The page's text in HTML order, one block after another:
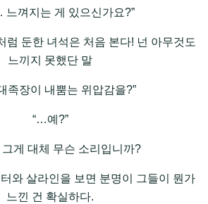
느껴지는 게 있으신가요?”
럼 둔한 녀석은 처음 본다! 넌 아무것도
느끼지 못했단 말
족장이 내뿜는 위압감을?”
“…예?”
게 대체 무슨 소리입니까?
와 살라인을 보면 분명이 그들이 뭔가
느낀 건 확실하다.